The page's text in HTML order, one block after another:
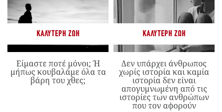
ΚΑΛΎΤΕΡΗ ΖΩΉ
Είμαστε ποτέ μόνοι; Ή
μήπως κουβαλάμε όλα τα
βάρη του χθες;
ΚΑΛΎΤΕΡΗ ΖΩΉ
Δεν υπάρχει άνθρωπος
χωρίς ιστορία και καμία
ιστορία δεν είναι
απογυμνωμένη από τις
ιστορίες των ανθρώπων
που τον αφορούν